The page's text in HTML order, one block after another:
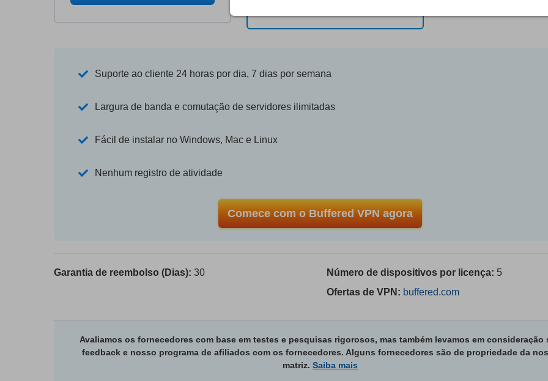
Suporte ao cliente 24 horas por dia, 7 dias por semana
Largura de banda e comutação de servidores ilimitadas
Fácil de instalar no Windows, Mac e Linux
Nenhum registro de atividade
Comece com o Buffered VPN agora
Garantia de reembolso (Dias): 30 Número de dispositivos por licença: 5
Ofertas de VPN: buffered.com
Avaliamos os fornecedores com base em testes e pesquisas rigorosos, mas também levamos em consideração
feedback e nosso programa de afiliados com os fornecedores. Alguns fornecedores são de propriedade da
matriz. Saiba mais